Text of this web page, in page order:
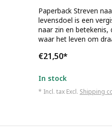
Paperback Streven
levensdoel is een
naar zin en betekenis,
waar het leven om
€21,50*
In stock
* Incl. tax Excl. Shipping